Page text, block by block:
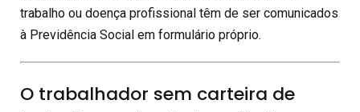
trabalho ou doença profissional têm de ser comunicados
à Previdência Social em formulário próprio.
O trabalhador sem carteira de